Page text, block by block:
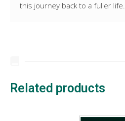
this journey back to a fuller life.
Related products